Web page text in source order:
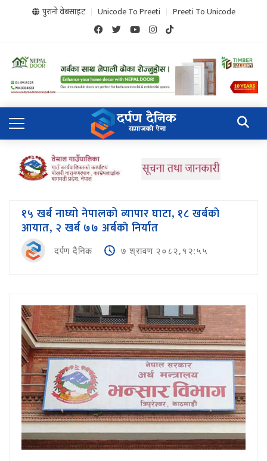
पुरानो वेबसाइट Unicode To Preeti Preeti To Unicode
१५ खर्ब नाघ्यो नेपालको व्यापार घाटा, १८ खर्बकाे
आयात, २ खर्ब ७७ अर्बकाे निर्यात
दर्पण दैनिक ७ श्रावण २०८२,१२:५५